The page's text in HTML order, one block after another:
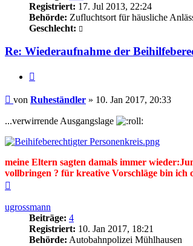
Registriert: 17. Jul 2013, 22:24
Behörde: Zufluchtsort für häusliche
Geschlecht:
Re: Wiederaufnahme der
Beitrag
von Ruheständler » 10. Jan 2017, 20:33
...verwirrende Ausgangslage
meine Eltern sagten damals immer
vollbringen ? für kreative Vorschläge bin ich
ugrossmann
Beiträge: 4
Registriert: 10. Jan 2017, 18:21
Behörde: Autobahnpolizei Mühlhausen